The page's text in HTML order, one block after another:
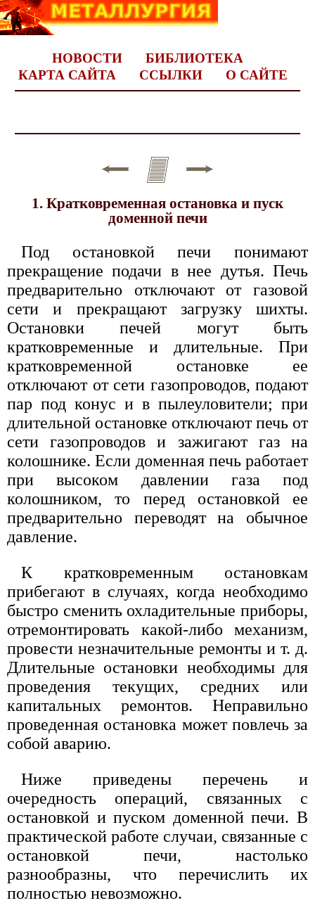
НОВОСТИ
БИБЛИОТЕКА
КАРТА САЙТА
ССЫЛКИ О САЙТЕ
1. Кратковременная остановка и пуск
доменной печи
Под остановкой печи понимают
прекращение подачи в нее дутья. Печь
предварительно отключают от газовой
сети и прекращают загрузку шихты.
Остановки печей могут быть
кратковременные и длительные. При
кратковременной остановке ее
отключают от сети газопроводов, подают
пар под конус и в пылеуловители; при
длительной остановке отключают печь от
сети газопроводов и зажигают газ на
колошнике. Если доменная печь работает
при высоком давлении газа под
колошником, то перед остановкой ее
предварительно переводят на обычное
давление.
К кратковременным остановкам
прибегают в случаях, когда необходимо
быстро сменить охладительные приборы,
отремонтировать какой-либо механизм,
провести незначительные ремонты и т. д.
Длительные остановки необходимы для
проведения текущих, средних или
капитальных ремонтов. Неправильно
проведенная остановка может повлечь за
собой аварию.
Ниже приведены перечень и
очередность операций, связанных с
остановкой и пуском доменной печи. В
практической работе случаи, связанные с
остановкой печи, настолько
разнообразны, что перечислить их
полностью невозможно.